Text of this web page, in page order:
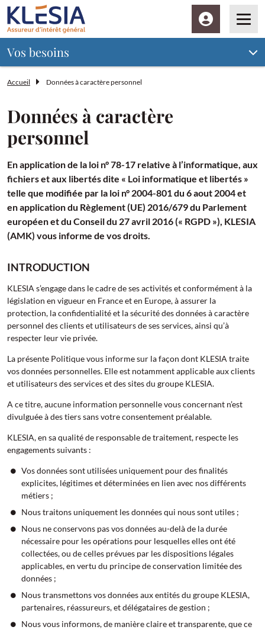
Espace client
Vos besoins
Accueil Données à caractère personnel
Données à caractère
personnel
En application de la loi n° 78-17 relative à l’informatique, aux
fichiers et aux libertés dite « Loi informatique et libertés »
telle que modifiée par la loi n° 2004-801 du 6 aout 2004 et
en application du Règlement (UE) 2016/679 du Parlement
européen et du Conseil du 27 avril 2016 (« RGPD »), KLESIA
(AMK) vous informe de vos droits.
INTRODUCTION
KLESIA s’engage dans le cadre de ses activités et conformément à la
législation en vigueur en France et en Europe, à assurer la
protection, la confidentialité et la sécurité des données à caractère
personnel des clients et utilisateurs de ses services, ainsi qu’à
respecter leur vie privée.
La présente Politique vous informe sur la façon dont KLESIA traite
vos données personnelles. Elle est notamment applicable aux clients
et utilisateurs des services et des sites du groupe KLESIA.
A ce titre, aucune information personnelle vous concernant n’est
divulguée à des tiers sans votre consentement préalable.
KLESIA, en sa qualité de responsable de traitement, respecte les
engagements suivants :
Vos données sont utilisées uniquement pour des finalités
explicites, légitimes et déterminées en lien avec nos différents
métiers ;
Nous traitons uniquement les données qui nous sont utiles ;
Nous ne conservons pas vos données au-delà de la durée
nécessaire pour les opérations pour lesquelles elles ont été
collectées, ou de celles prévues par les dispositions légales
applicables, en vertu du principe de conservation limitée des
données ;
Nous transmettons vos données aux entités du groupe KLESIA,
partenaires, réassureurs, et délégataires de gestion ;
Nous vous informons, de manière claire et transparente, que ce